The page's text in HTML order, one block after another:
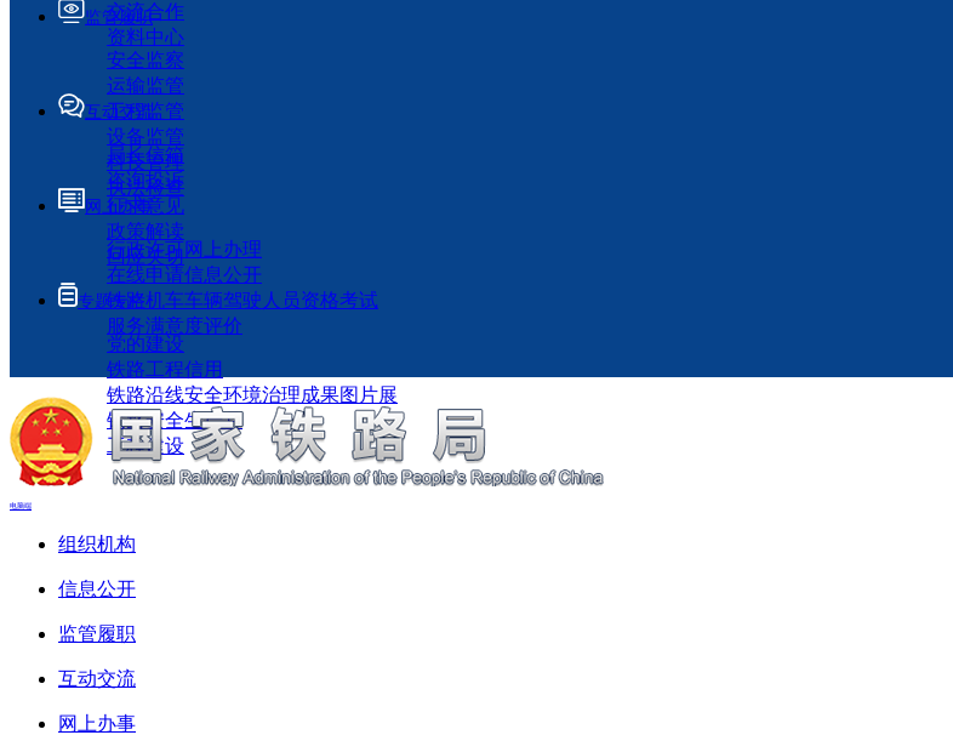
交流合作
资料中心
监管履职
安全监察
运输监管
工程监管
设备监管
科技管理
执法检查
互动交流
局长信箱
咨询投诉
征求意见
政策解读
回应关切
网上办事
行政许可网上办理
在线申请信息公开
铁路机车车辆驾驶人员资格考试
服务满意度评价
专题专栏
党的建设
铁路工程信用
铁路沿线安全环境治理成果图片展
铁路安全生产月
工程建设
电脑端
组织机构
信息公开
监管履职
互动交流
网上办事